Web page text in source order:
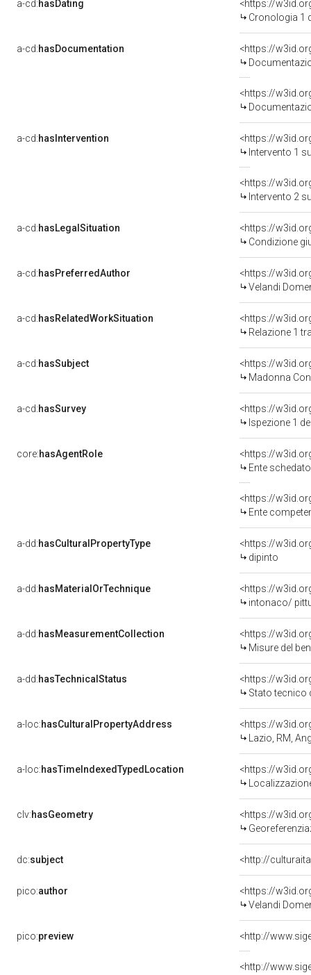
a-cd:hasDating
<https://
Cronologia 1
a-cd:hasDocumentation
a-cd:hasIntervention
<https://
Intervento 1
<https://
Intervento 2
a-cd:hasLegalSituation
<https://
Condizione
a-cd:hasPreferredAuthor
<https://
Velandi
a-cd:hasRelatedWorkSituation
Relazione 1
a-cd:hasSubject
<https://
Madonna
a-cd:hasSurvey
<https://
Ispezione 1
core:hasAgentRole
<https://
Ente
<https://
Ente competente per
a-dd:hasCulturalPropertyType
<https://
dipinto
a-dd:hasMaterialOrTechnique
<https://
intonaco/
a-dd:hasMeasurementCollection
<https://
Misure del
a-dd:hasTechnicalStatus
<https://
Stato tecnico
a-loc:hasCulturalPropertyAddress
<https://
Lazio, RM,
a-loc:hasTimeIndexedTypedLocation
<https://
clv:hasGeometry
<https://
dc:subject <http://
pico:author
<https://
Velandi
pico:preview